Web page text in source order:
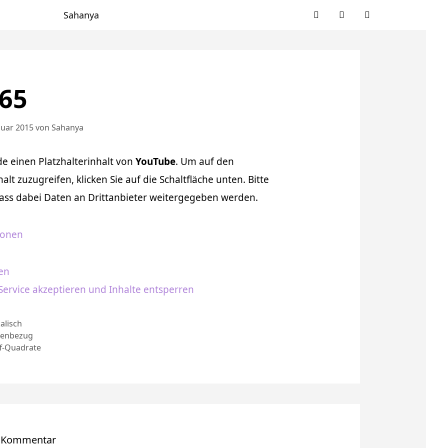
Sahanya FacebookTwitter
2015von Sahanya
einen Platzhalterinhalt von YouTube. Um auf den
zuzugreifen, klicken Sie auf die Schaltfläche unten. Bitte
dabei Daten an Drittanbieter weitergegeben werden.
akzeptieren und Inhalte entsperren
Quadrate